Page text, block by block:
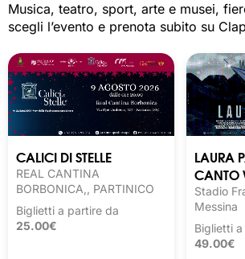
Musica, teatro, sport, arte e musei,
scegli l’evento e prenota subito su
CALICI DI STELLE
REAL CANTINA
BORBONICA,, PARTINICO
Biglietti a partire da
25.00€
LAURA
CANTO
Stadio
Messina
Biglietti
49.00€